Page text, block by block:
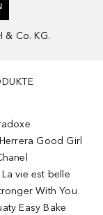
& Co. KG.
Good Girl
vie est belle
With You
Easy Bake